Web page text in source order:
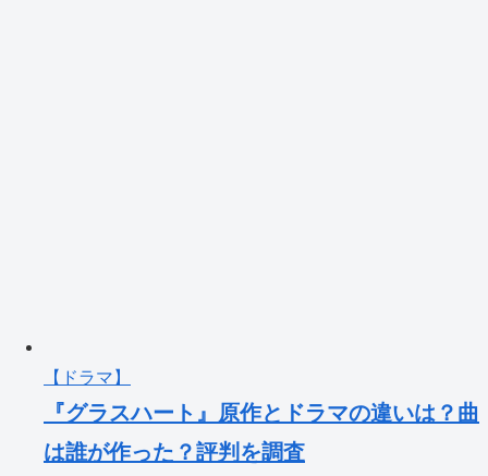
【ドラマ】
『グラスハート』原作とドラマの違いは？曲
は誰が作った？評判を調査